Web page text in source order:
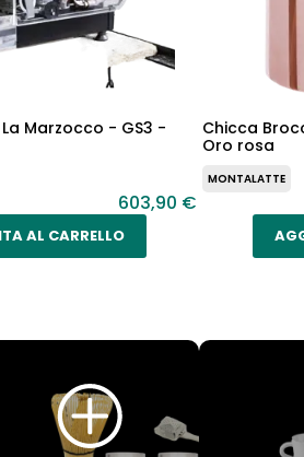
Marzocco - GS3 -
603,90 €
AL CARRELLO
Chicca
Oro rosa
MONTALATTE